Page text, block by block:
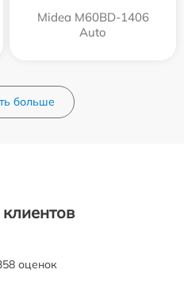
Midea M60BD-1406
Auto
больше
оценок